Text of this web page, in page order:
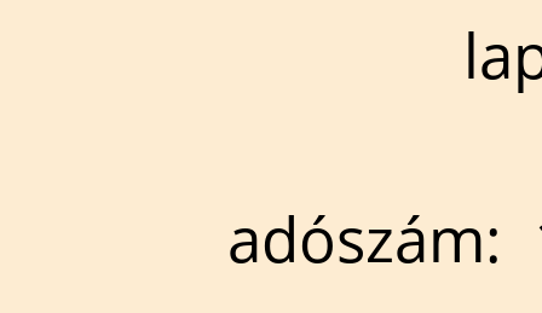
adószám: